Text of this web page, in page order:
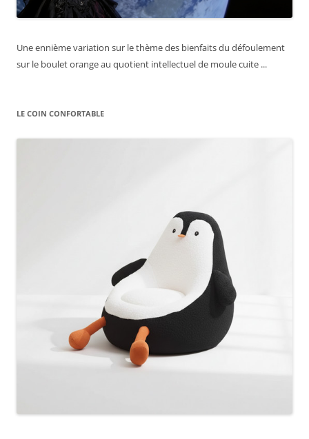
Une ennième variation sur le thème des bienfaits du défoulement
sur le boulet orange au quotient intellectuel de moule cuite ...
LE COIN CONFORTABLE